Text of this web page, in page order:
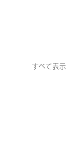
すべて表示